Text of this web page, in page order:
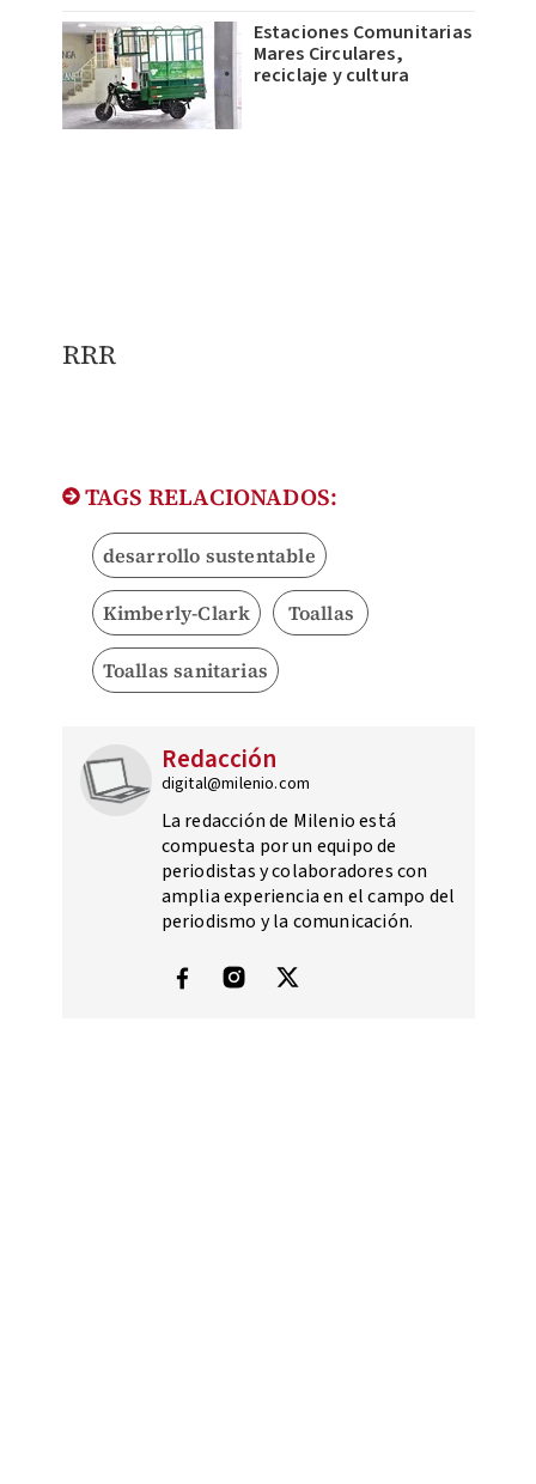
Estaciones Comunitarias
Mares Circulares,
reciclaje y cultura
RRR
TAGS RELACIONADOS:
desarrollo sustentable
Kimberly-Clark Toallas
Toallas sanitarias
Redacción
digital@milenio.com
La redacción de Milenio está
compuesta por un equipo de
periodistas y colaboradores con
amplia experiencia en el campo del
periodismo y la comunicación.